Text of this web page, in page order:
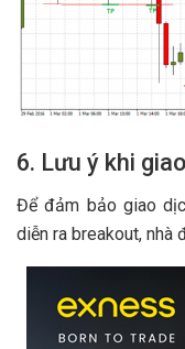
6. Lưu ý khi
Để đảm bảo giao
diễn ra breakout, nhà